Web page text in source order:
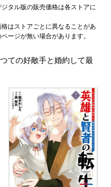
タル版の販売価格は各ストアに
はストアごとに異なることがあ
ージが無い場合があります。
ての好敵手と婚約して最